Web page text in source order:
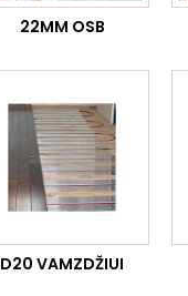
22MM OSB
D20 VAMZDŽIUI